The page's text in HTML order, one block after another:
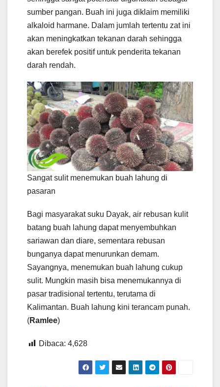
sumber pangan. Buah ini juga diklaim memiliki
alkaloid harmane. Dalam jumlah tertentu zat ini
akan meningkatkan tekanan darah sehingga
akan berefek positif untuk penderita tekanan
darah rendah.
Sangat sulit menemukan buah lahung di
pasaran
Bagi masyarakat suku Dayak, air rebusan kulit
batang buah lahung dapat menyembuhkan
sariawan dan diare, sementara rebusan
bunganya dapat menurunkan demam.
Sayangnya, menemukan buah lahung cukup
sulit. Mungkin masih bisa menemukannya di
pasar tradisional tertentu, terutama di
Kalimantan. Buah lahung kini terancam punah.
(Ramlee)
Dibaca: 4,628